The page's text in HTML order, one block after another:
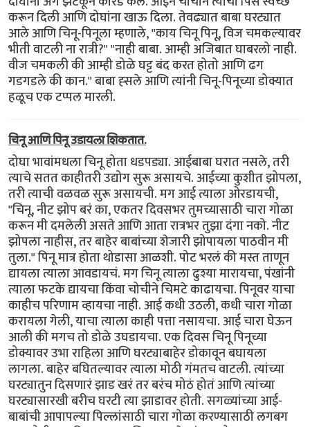
करून दिली आणि दोघांना खाऊ दिला. तेवढ्यात बाबा घरट्यात
आले आणि चिनू-पिनूला म्हणाले, "काय चिनू पिनू, विज चमकल्यावर
भीती वाटली ना रात्री?" "नाही बाबा. आम्ही अजिबात घाबरलो नाही.
वीज चमकली की आम्ही डोळे घट्ट बंद करत होतो आणि ढग
गडगडले की कान." बाबा ह्सले आणि त्यांनी चिनू-पिनूच्या डोक्यात
हळूच एक टप्पल मारली.
चिनू आणि पिनू उडायला शिकतात.
दोघा भावांमधला चिनू होता धडपड्या. आईबाबा घरात नसले, तरी
त्याचे सतत काहीतरी उद्योग सुरू असायचे. आईच्या कुशीत झोपला,
तरी त्याची वळवळ सुरू असायची. मग आई त्याला ओरडायची,
"चिनू, नीट झोप बरं का, एकतर दिवसभर तुमच्यासाठी चारा गोळा
करून मी दमलेली असते आणि आता रात्रभर तुझा दंगा नको. नीट
झोपला नाहीस, तर बाहेर बाबांच्या शेजारी झोपायला पाठवीन मी
तुला." पिनू मात्र होता थोडासा आळशी. पोट भरलं की मस्त ताणून
द्यायला त्याला आवडायचं. मग चिनू त्याला ढुश्या मारायचा, पंखांनी
त्याला फटके द्यायचा किंवा चोचीने चिमटे काढायचा. पिनूवर याचा
काहीच परिणाम व्हायचा नाही. आई कधी उठली, कधी चारा गोळा
करायला गेली, याचा त्याला काही पत्ता नसायचा. आई चारा घेऊन
आली की मगच तो डोळे उघडायचा. एक दिवस चिनू पिनूच्या
डोक्यावर उभा राहिला आणि घरट्याबाहेर डोकावून बघायला
लागला. बाहेर बघितल्यावर त्याला मोठी गंमतच वाटली. त्यांच्या
घरट्यातुन दिसणारं झाड खरं तर बरंच मोठं होतं आणि त्यांच्या
घरट्यासारखी बरीच घरटी त्या झाडावर होती. सगळ्यांच्या आई-
बाबांची आपापल्या पिल्लांसाठी चारा गोळा करण्यासाठी लगबग